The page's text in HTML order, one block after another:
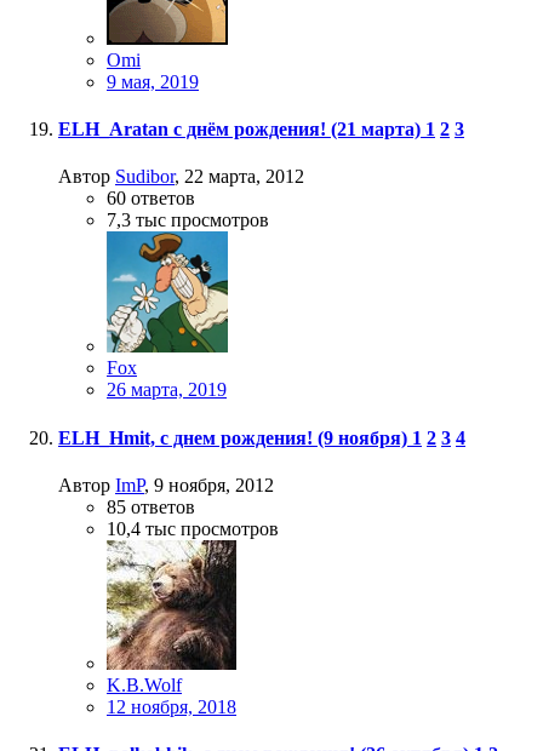
Omi
9 мая, 2019
ELH_Aratan с днём рождения! (21 марта) 1 2 3
Автор Sudibor, 22 марта, 2012
60 ответов
7,3 тыс просмотров
Fox
26 марта, 2019
ELH_Hmit, с днем рождения! (9 ноября) 1 2 3 4
Автор ImP, 9 ноября, 2012
85 ответов
10,4 тыс просмотров
K.B.Wolf
12 ноября, 2018